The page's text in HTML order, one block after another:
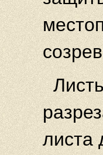
листа